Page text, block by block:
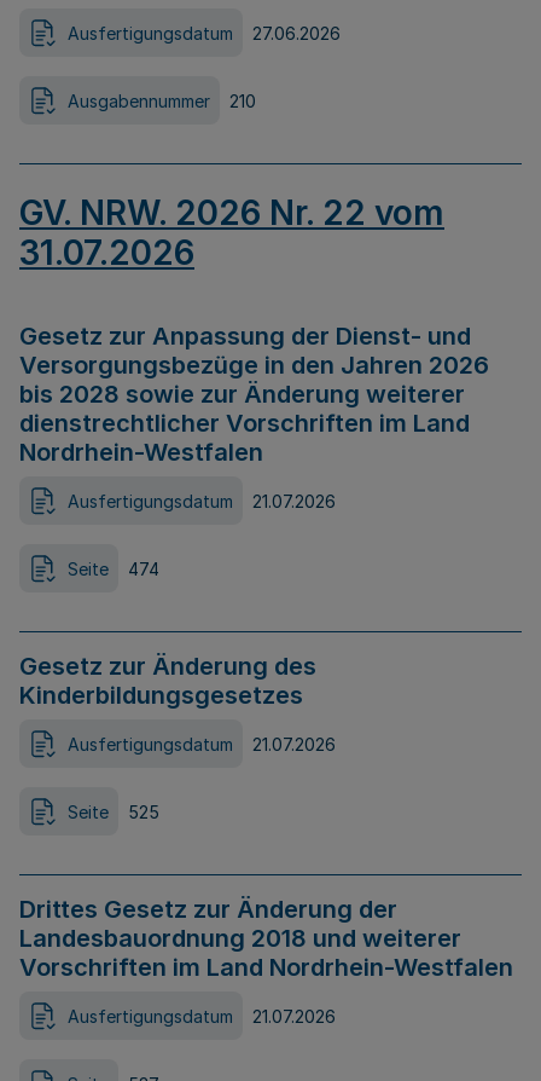
Ausfertigungsdatum 27.06.2026
Ausgabennummer 210
GV. NRW. 2026 Nr. 22 vom
31.07.2026
Gesetz zur Anpassung der Dienst- und
Versorgungsbezüge in den Jahren 2026
bis 2028 sowie zur Änderung weiterer
dienstrechtlicher Vorschriften im Land
Nordrhein-Westfalen
Ausfertigungsdatum 21.07.2026
Seite 474
Gesetz zur Änderung des
Kinderbildungsgesetzes
Ausfertigungsdatum 21.07.2026
Seite 525
Drittes Gesetz zur Änderung der
Landesbauordnung 2018 und weiterer
Vorschriften im Land Nordrhein-Westfalen
Ausfertigungsdatum 21.07.2026